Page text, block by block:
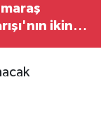
ikinci